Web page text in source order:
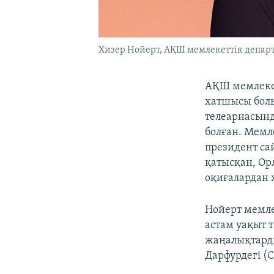
Хизер Нойерт, АҚШ мемлекеттік
АҚШ
хатшысы
болған.
президент
қатысқан,
оқиғалардан
Нойерт
астам уақыт
Дарфурдегі